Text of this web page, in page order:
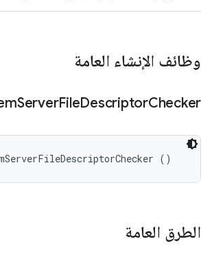
وظائف الإنشاء العامة
ServerFileDescriptorChecker
()
الطرق العامة